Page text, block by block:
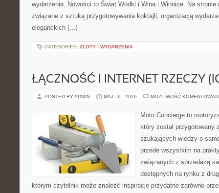
wydarzenia. Nowości to Świat Wódki i Wina i Winnice. Na
związane z sztuką przygotowywania koktajli, organizacją
eleganckich […]
CATEGORIES: ZLOTY I WYDARZENIA
ŁĄCZNOŚĆ I INTERNET RZECZY
POSTED BY ADMIN MAJ - 6 - 2026 MOŻLIWOŚĆ
Moto Concierge to
który został przygotowany
szukających wiedzy o
przede wszystkim na
związanych z sprzedażą
dostępnych na rynku z
którym czytelnik może znaleźć inspiracje przydatne zarówno